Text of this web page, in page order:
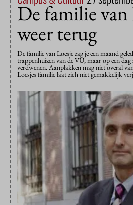
De familie van
weer terug
De familie van Loesje zag je een maand
trappenhuizen van de VU, maar op een dag
verdwenen. Aanplakken mag niet overal
Loesjes familie laat zich niet gemakkelijk